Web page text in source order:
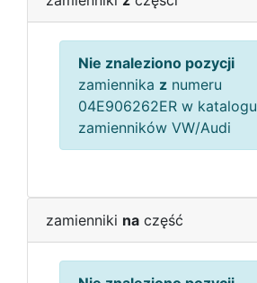
Nie znaleziono pozycji
zamiennika z numeru
04E906262ER w katalogu
zamienników VW/Audi
zamienniki na część